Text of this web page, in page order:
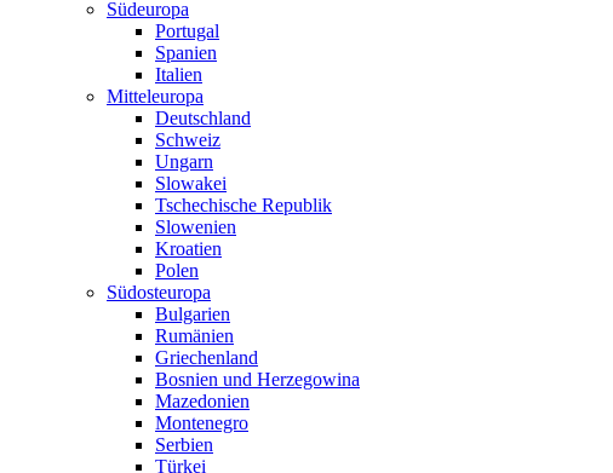
Südeuropa
Portugal
Spanien
Italien
Mitteleuropa
Deutschland
Schweiz
Ungarn
Slowakei
Tschechische Republik
Slowenien
Kroatien
Polen
Südosteuropa
Bulgarien
Rumänien
Griechenland
Bosnien und Herzegowina
Mazedonien
Montenegro
Serbien
Türkei